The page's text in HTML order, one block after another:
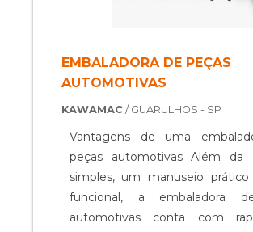
EMBALADORA DE PEÇAS
AUTOMOTIVAS
KAWAMAC/ GUARULHOS - SP
Vantagens de uma
peças automotivas Além da
simples, um manuseio
funcional, a embaladora
automotivas conta com